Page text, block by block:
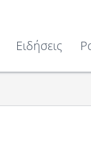
Ειδήσεις